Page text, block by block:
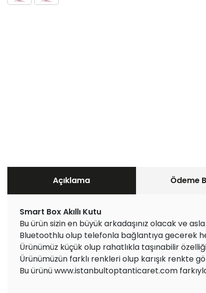
Açıklama Ödeme
Smart Box Akıllı Kutu
Bu ürün sizin en büyük arkadaşınız olacak ve
Bluetoothlu olup telefonla bağlantıya gecerek
Ürünümüz küçük olup rahatlıkla taşınabilir
Ürünümüzün farklı renkleri olup karışık renkte
Bu ürünü www.istanbultoptanticaret.com